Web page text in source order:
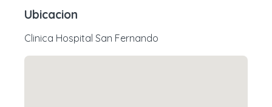
Ubicacion
Clinica Hospital San Fernando